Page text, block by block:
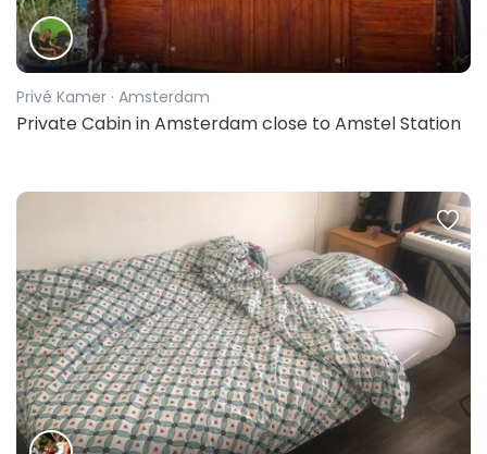
Privé Kamer · Amsterdam
Private Cabin in Amsterdam close to Amstel Station